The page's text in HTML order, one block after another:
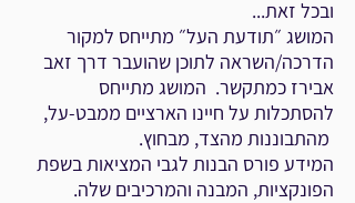
ובכל זאת...
המושג ״תודעת העל״ מתייחס למקור
הדרכה/השראה לתוכן שהועבר דרך זאב
אבירז כמתקשר. המושג מתייחס
להסתכלות על חיינו הארציים ממבט-על,
מהתבוננות מהצד, מבחוץ.
המידע פורס הבנות לגבי המציאות בשפת
הפונקציות, המבנה והמרכיבים שלה.